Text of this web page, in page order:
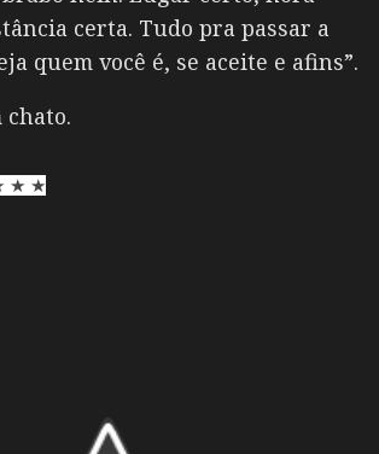
certa. Tudo pra passar a
quem você é, se aceite e afins”.
chato.
★ ★